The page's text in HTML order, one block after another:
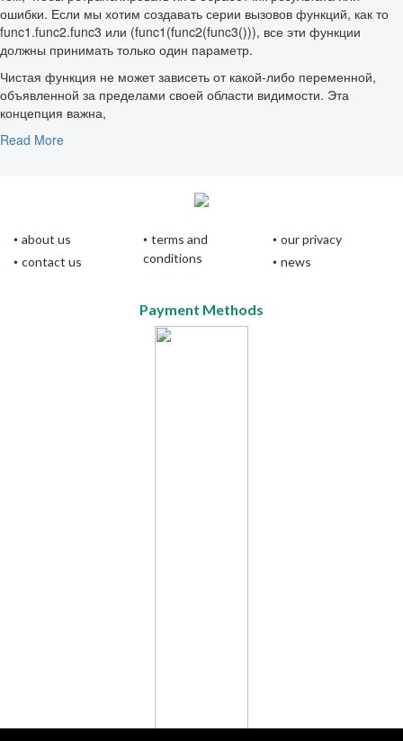
ошибки. Если мы хотим создавать серии вызовов функций, как то
func1.func2.func3 или (func1(func2(func3())), все эти функции
должны принимать только один параметр.
Чистая функция не может зависеть от какой-либо переменной,
объявленной за пределами своей области видимости. Эта
концепция важна,
Read More
about us
contact us
terms and
conditions
our privacy
news
Payment Methods